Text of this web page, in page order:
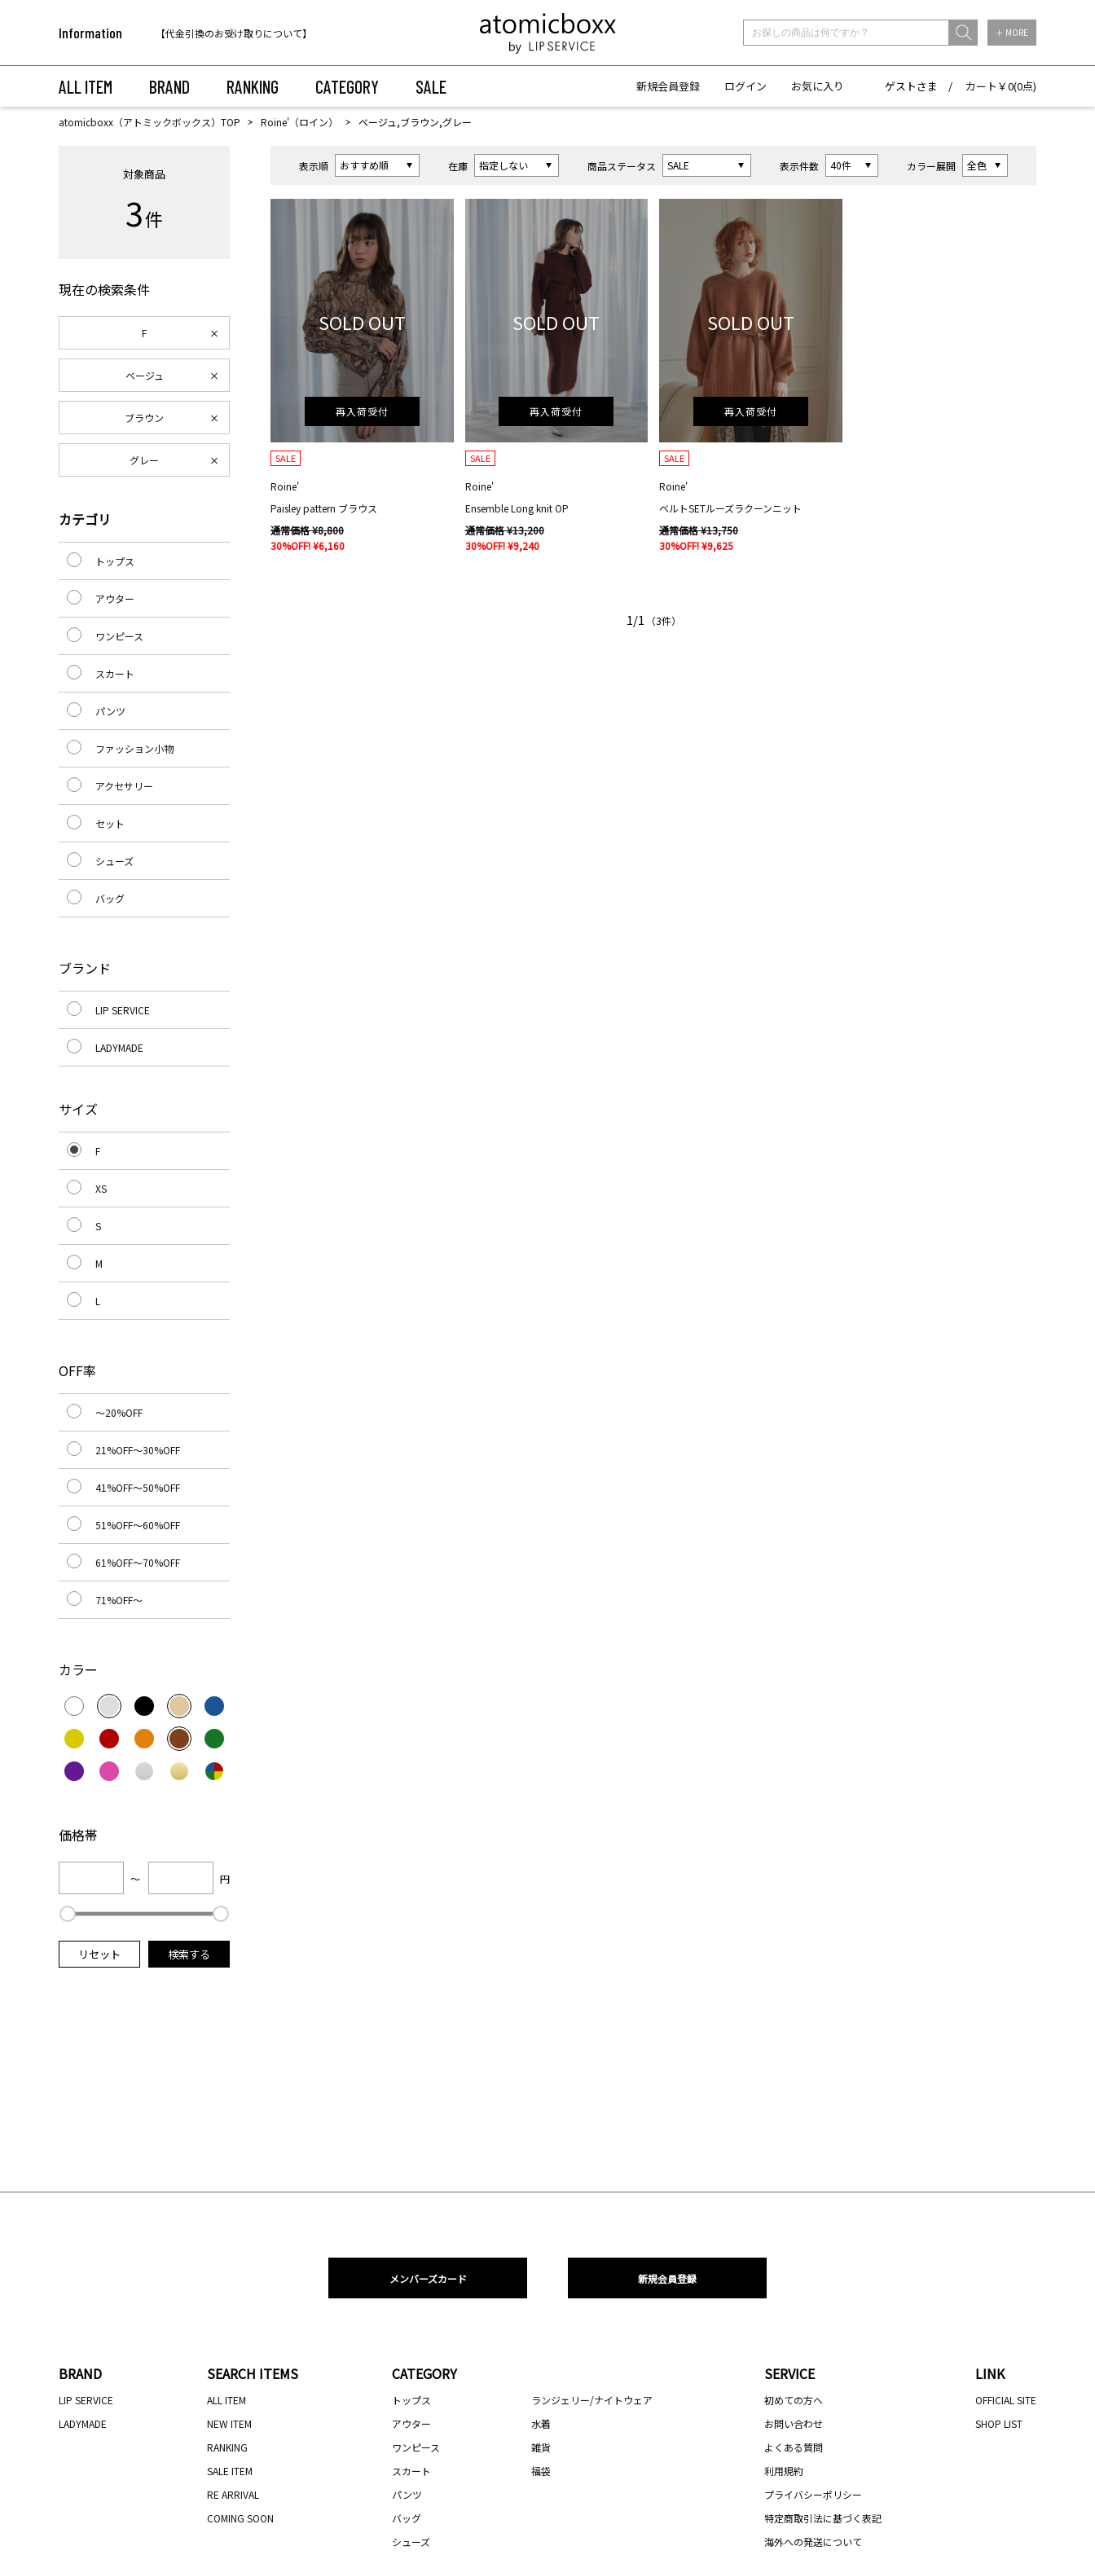
Information
【代金引換のお受け取りについて】
【重要】予約商品のお支払い方法（代金引換）変更に関するお知らせ
＋ MORE
ALL ITEM BRAND RANKING CATEGORY SALE 新規会員登録 ログイン お気に入り ゲストさま / カート￥0(0点)
atomicboxx（アトミックボックス）TOP Roine'（ロイン） ベージュ,ブラウン,グレー
表示順 在庫 商品ステータス 表示件数 カラー展開
SOLD OUT
再入荷受付
SALE
Roine'
Paisley pattern ブラウス
通常価格 ¥8,800
30%OFF! ¥6,160
SOLD OUT
再入荷受付
SALE
Roine'
Ensemble Long knit OP
通常価格 ¥13,200
30%OFF! ¥9,240
SOLD OUT
再入荷受付
SALE
Roine'
ベルトSETルーズラクーンニット
通常価格 ¥13,750
30%OFF! ¥9,625
1/1 （3件）
対象商品
3件
現在の検索条件
F
ベージュ
ブラウン
グレー
カテゴリ
トップス
アウター
ワンピース
スカート
パンツ
ファッション小物
アクセサリー
セット
シューズ
バッグ
ブランド
LIP SERVICE
LADYMADE
サイズ
F
XS
S
M
L
OFF率
～20%OFF
21%OFF～30%OFF
41%OFF～50%OFF
51%OFF～60%OFF
61%OFF～70%OFF
71%OFF～
カラー
価格帯
～ 円
リセット 検索する
メンバーズカード 新規会員登録
BRAND
LIP SERVICE
LADYMADE
SEARCH ITEMS
ALL ITEM
NEW ITEM
RANKING
SALE ITEM
RE ARRIVAL
COMING SOON
CATEGORY
トップス
アウター
ワンピース
スカート
パンツ
バッグ
シューズ
ランジェリー/ナイトウェア
水着
雑貨
福袋
SERVICE
初めての方へ
お問い合わせ
よくある質問
利用規約
プライバシーポリシー
特定商取引法に基づく表記
海外への発送について
LINK
OFFICIAL SITE
SHOP LIST